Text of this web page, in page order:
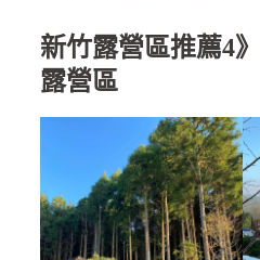
新竹露營區推薦4
露營區